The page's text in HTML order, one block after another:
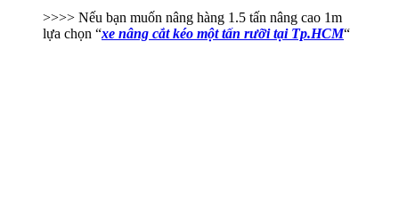
>>>> Nếu bạn muốn nâng hàng 1.5 tấn nâng cao 1m
lựa chọn “xe nâng cắt kéo một tấn rưỡi tại Tp.HCM“